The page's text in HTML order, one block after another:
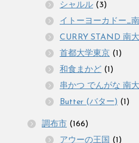
シャルル (3)
イトーヨーカドー_
CURRY STAND 南
首都大学東京 (1)
和食まかど (1)
串かつ でんがな 南
Butter (バター) (1)
調布市 (166)
アウーの王国 (1)